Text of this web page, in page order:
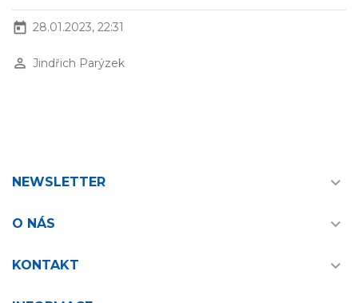
today 28.01.2023, 22:31
perm_identity Jindřich Parýzek
NEWSLETTER 
O NÁS 
KONTAKT 